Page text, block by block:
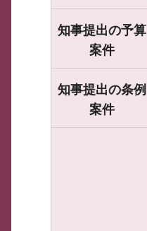
知事提出の予算
案件
知事提出の条例
案件